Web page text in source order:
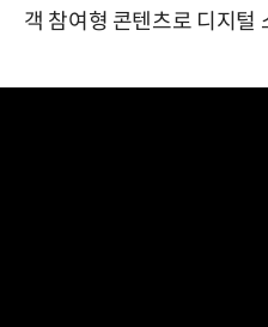
객 참여형 콘텐츠로 디지털